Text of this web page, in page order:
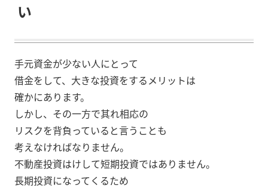
い
手元資金が少ない人にとって
借金をして、大きな投資をするメリットは
確かにあります。
しかし、その一方で其れ相応の
リスクを背負っていると言うことも
考えなければなりません。
不動産投資はけして短期投資ではありません。
長期投資になってくるため